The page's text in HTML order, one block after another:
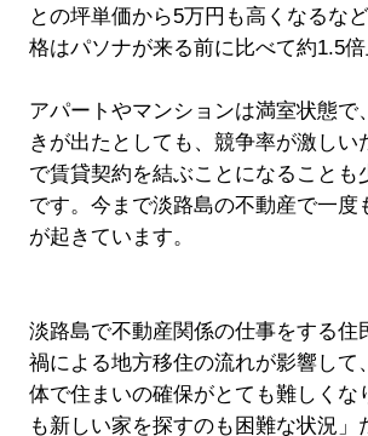
との坪単価から5万円も高くなるな
格はパソナが来る前に比べて約1.5倍
アパートやマンションは満室状態で
きが出たとしても、競争率が激しい
で賃貸契約を結ぶことになることも
です。今まで淡路島の不動産で一度
が起きています。
淡路島で不動産関係の仕事をする住
禍による地方移住の流れが影響して
体で住まいの確保がとても難しくな
も新しい家を探すのも困難な状況」